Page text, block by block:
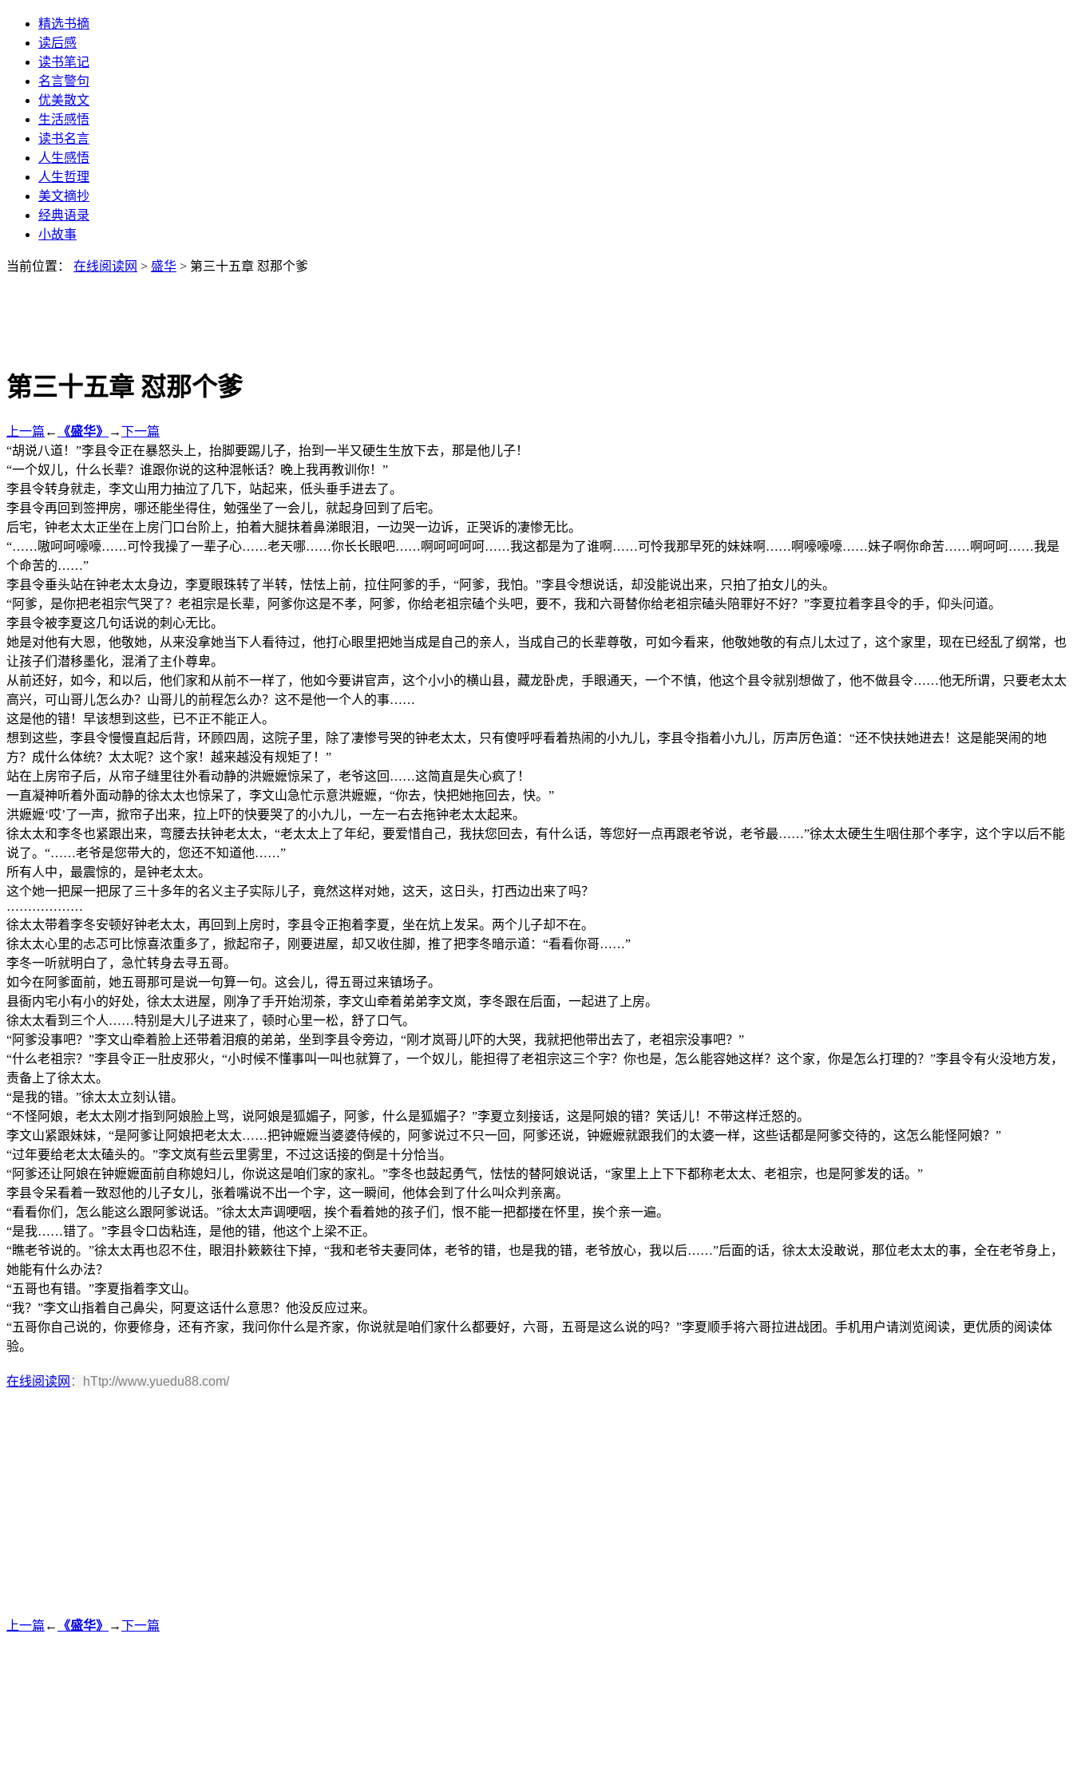
精选书摘
读后感
读书笔记
名言警句
优美散文
生活感悟
读书名言
人生感悟
人生哲理
美文摘抄
经典语录
小故事
当前位置： 在线阅读网 > 盛华 > 第三十五章 怼那个爹
第三十五章 怼那个爹
上一篇 ← 《盛华》 →下一篇
“胡说八道！”李县令正在暴怒头上，抬脚要踢儿子，抬到一半又硬生生放下去，那是他儿子！
“一个奴儿，什么长辈？谁跟你说的这种混帐话？晚上我再教训你！”
李县令转身就走，李文山用力抽泣了几下，站起来，低头垂手进去了。
李县令再回到签押房，哪还能坐得住，勉强坐了一会儿，就起身回到了后宅。
后宅，钟老太太正坐在上房门口台阶上，拍着大腿抹着鼻涕眼泪，一边哭一边诉，正哭诉的凄惨无比。
“……嗷呵呵嚎嚎……可怜我操了一辈子心……老天哪……你长长眼吧……啊呵呵呵呵……我这都是为了谁啊……可怜我那早死的妹妹啊……啊嚎嚎嚎……妹子啊你命苦……啊呵呵……我是
个命苦的……”
李县令垂头站在钟老太太身边，李夏眼珠转了半转，怯怯上前，拉住阿爹的手，“阿爹，我怕。”李县令想说话，却没能说出来，只拍了拍女儿的头。
“阿爹，是你把老祖宗气哭了？老祖宗是长辈，阿爹你这是不孝，阿爹，你给老祖宗磕个头吧，要不，我和六哥替你给老祖宗磕头陪罪好不好？”李夏拉着李县令的手，仰头问道。
李县令被李夏这几句话说的刺心无比。
她是对他有大恩，他敬她，从来没拿她当下人看待过，他打心眼里把她当成是自己的亲人，当成自己的长辈尊敬，可如今看来，他敬她敬的有点儿太过了，这个家里，现在已经乱了纲常，也
让孩子们潜移墨化，混淆了主仆尊卑。
从前还好，如今，和以后，他们家和从前不一样了，他如今要讲官声，这个小小的横山县，藏龙卧虎，手眼通天，一个不慎，他这个县令就别想做了，他不做县令……他无所谓，只要老太太
高兴，可山哥儿怎么办？山哥儿的前程怎么办？这不是他一个人的事……
这是他的错！早该想到这些，已不正不能正人。
想到这些，李县令慢慢直起后背，环顾四周，这院子里，除了凄惨号哭的钟老太太，只有傻呼呼看着热闹的小九儿，李县令指着小九儿，厉声厉色道：“还不快扶她进去！这是能哭闹的地
方？成什么体统？太太呢？这个家！越来越没有规矩了！”
站在上房帘子后，从帘子缝里往外看动静的洪嬷嬷惊呆了，老爷这回……这简直是失心疯了！
一直凝神听着外面动静的徐太太也惊呆了，李文山急忙示意洪嬷嬷，“你去，快把她拖回去，快。”
洪嬷嬷‘哎’了一声，掀帘子出来，拉上吓的快要哭了的小九儿，一左一右去拖钟老太太起来。
徐太太和李冬也紧跟出来，弯腰去扶钟老太太，“老太太上了年纪，要爱惜自己，我扶您回去，有什么话，等您好一点再跟老爷说，老爷最……”徐太太硬生生咽住那个孝字，这个字以后不能
说了。“……老爷是您带大的，您还不知道他……”
所有人中，最震惊的，是钟老太太。
这个她一把屎一把尿了三十多年的名义主子实际儿子，竟然这样对她，这天，这日头，打西边出来了吗？
………………
徐太太带着李冬安顿好钟老太太，再回到上房时，李县令正抱着李夏，坐在炕上发呆。两个儿子却不在。
徐太太心里的忐忑可比惊喜浓重多了，掀起帘子，刚要进屋，却又收住脚，推了把李冬暗示道：“看看你哥……”
李冬一听就明白了，急忙转身去寻五哥。
如今在阿爹面前，她五哥那可是说一句算一句。这会儿，得五哥过来镇场子。
县衙内宅小有小的好处，徐太太进屋，刚净了手开始沏茶，李文山牵着弟弟李文岚，李冬跟在后面，一起进了上房。
徐太太看到三个人……特别是大儿子进来了，顿时心里一松，舒了口气。
“阿爹没事吧？”李文山牵着脸上还带着泪痕的弟弟，坐到李县令旁边，“刚才岚哥儿吓的大哭，我就把他带出去了，老祖宗没事吧？”
“什么老祖宗？”李县令正一肚皮邪火，“小时候不懂事叫一叫也就算了，一个奴儿，能担得了老祖宗这三个字？你也是，怎么能容她这样？这个家，你是怎么打理的？”李县令有火没地方发，
责备上了徐太太。
“是我的错。”徐太太立刻认错。
“不怪阿娘，老太太刚才指到阿娘脸上骂，说阿娘是狐媚子，阿爹，什么是狐媚子？”李夏立刻接话，这是阿娘的错？笑话儿！不带这样迁怒的。
李文山紧跟妹妹，“是阿爹让阿娘把老太太……把钟嬷嬷当婆婆侍候的，阿爹说过不只一回，阿爹还说，钟嬷嬷就跟我们的太婆一样，这些话都是阿爹交待的，这怎么能怪阿娘？”
“过年要给老太太磕头的。”李文岚有些云里雾里，不过这话接的倒是十分恰当。
“阿爹还让阿娘在钟嬷嬷面前自称媳妇儿，你说这是咱们家的家礼。”李冬也鼓起勇气，怯怯的替阿娘说话，“家里上上下下都称老太太、老祖宗，也是阿爹发的话。”
李县令呆看着一致怼他的儿子女儿，张着嘴说不出一个字，这一瞬间，他体会到了什么叫众判亲离。
“看看你们，怎么能这么跟阿爹说话。”徐太太声调哽咽，挨个看着她的孩子们，恨不能一把都搂在怀里，挨个亲一遍。
“是我……错了。”李县令口齿粘连，是他的错，他这个上梁不正。
“瞧老爷说的。”徐太太再也忍不住，眼泪扑簌簌往下掉，“我和老爷夫妻同体，老爷的错，也是我的错，老爷放心，我以后……”后面的话，徐太太没敢说，那位老太太的事，全在老爷身上，
她能有什么办法？
“五哥也有错。”李夏指着李文山。
“我？”李文山指着自己鼻尖，阿夏这话什么意思？他没反应过来。
“五哥你自己说的，你要修身，还有齐家，我问你什么是齐家，你说就是咱们家什么都要好，六哥，五哥是这么说的吗？”李夏顺手将六哥拉进战团。手机用户请浏览阅读，更优质的阅读体
验。
在线阅读网 ：hTtp://www.yuedu88.com/
上一篇 ← 《盛华》 →下一篇